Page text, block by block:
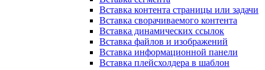
Вставка контента страницы или задачи
Вставка сворачиваемого контента
Вставка динамических ссылок
Вставка файлов и изображений
Вставка информационной панели
Вставка плейсхолдера в шаблон